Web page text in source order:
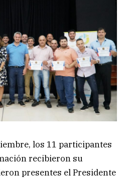
los 11 participantes
recibieron su
presentes el Presidente